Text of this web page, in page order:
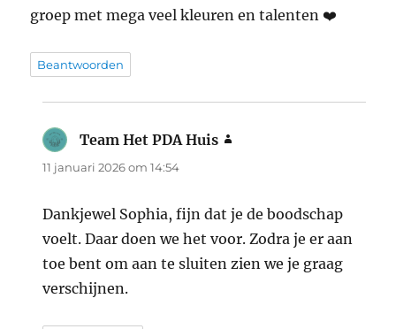
groep met mega veel kleuren en talenten ❤️
Beantwoorden
Team Het PDA Huis
11 januari 2026 om 14:54
Dankjewel Sophia, fijn dat je de boodschap
voelt. Daar doen we het voor. Zodra je er aan
toe bent om aan te sluiten zien we je graag
verschijnen.